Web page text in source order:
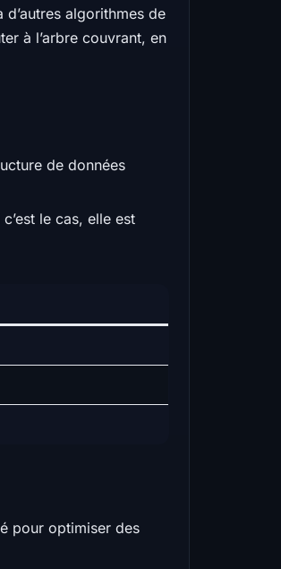
algorithmes de
à l’arbre couvrant, en
de données
le cas, elle est
pour optimiser des